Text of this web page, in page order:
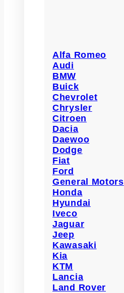
Alfa Romeo
Audi
BMW
Buick
Chevrolet
Chrysler
Citroen
Dacia
Daewoo
Dodge
Fiat
Ford
General Motors
Honda
Hyundai
Iveco
Jaguar
Jeep
Kawasaki
Kia
KTM
Lancia
Land Rover